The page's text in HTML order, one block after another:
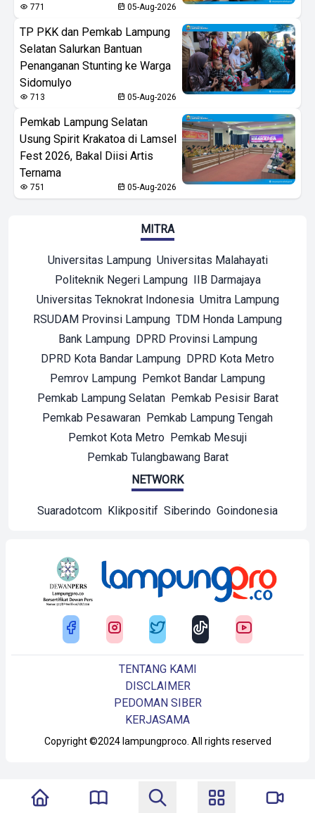
771 05-Aug-2026
TP PKK dan Pemkab Lampung
Selatan Salurkan Bantuan
Penanganan Stunting ke Warga
Sidomulyo
713 05-Aug-2026
Pemkab Lampung Selatan
Usung Spirit Krakatoa di Lamsel
Fest 2026, Bakal Diisi Artis
Ternama
751 05-Aug-2026
MITRA
Universitas Lampung Universitas Malahayati
Politeknik Negeri Lampung IIB Darmajaya
Universitas Teknokrat Indonesia Umitra Lampung
RSUDAM Provinsi Lampung TDM Honda Lampung
Bank Lampung DPRD Provinsi Lampung
DPRD Kota Bandar Lampung DPRD Kota Metro
Pemrov Lampung Pemkot Bandar Lampung
Pemkab Lampung Selatan Pemkab Pesisir Barat
Pemkab Pesawaran Pemkab Lampung Tengah
Pemkot Kota Metro Pemkab Mesuji
Pemkab Tulangbawang Barat
NETWORK
Suaradotcom Klikpositif Siberindo Goindonesia
Copyright ©2024 lampungproco. All rights reserved
TENTANG KAMI
DISCLAIMER
PEDOMAN SIBER
KERJASAMA